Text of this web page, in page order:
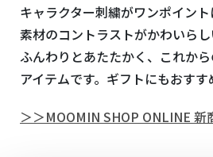
キャラクター刺繍がワンポイン
素材のコントラストがかわいらし
ふんわりとあたたかく、これか
アイテムです。ギフトにもおす
＞＞MOOMIN SHOP ONLINE 新